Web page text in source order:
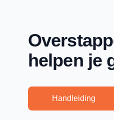
helpen je
Handleiding